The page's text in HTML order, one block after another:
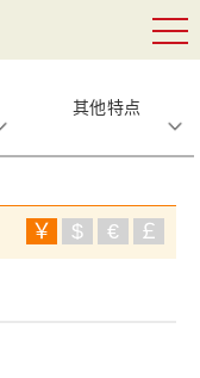
其他特点
￥ $ € ￡